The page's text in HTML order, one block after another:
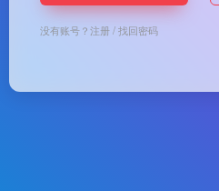
没有账号？注册/找回密码